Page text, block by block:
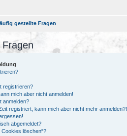
gestellte Fragen
registrieren?
mich aber nicht anmelden!
anmelden?
registriert, kann mich aber nicht mehr anmelden?!
abgemeldet?
Cookies löschen“?